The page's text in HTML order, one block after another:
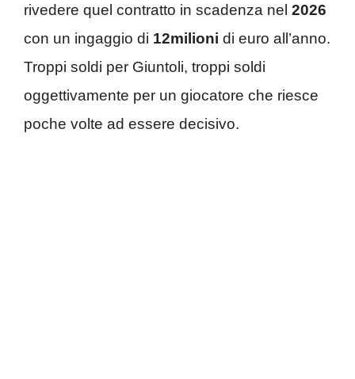
rivedere quel contratto in scadenza nel 2026
con un ingaggio di 12milioni di euro all’anno.
Troppi soldi per Giuntoli, troppi soldi
oggettivamente per un giocatore che riesce
poche volte ad essere decisivo.